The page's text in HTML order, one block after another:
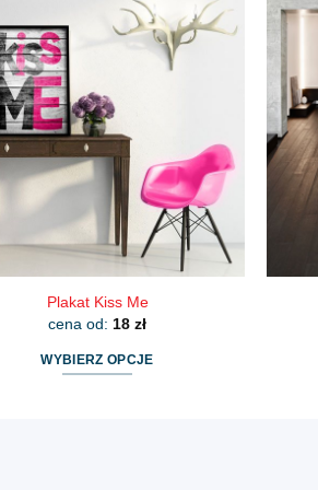
wiele
wariantów.
można
wybrać
stronie
produktu
Plakat Kiss Me
cena od: 18 zł
WYBIERZ OPCJE